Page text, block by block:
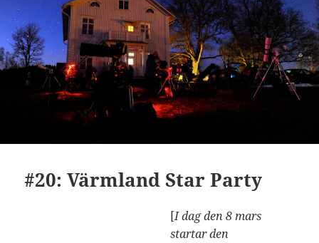
#20: Värmland Star Party
[I dag den 8 mars
startar den